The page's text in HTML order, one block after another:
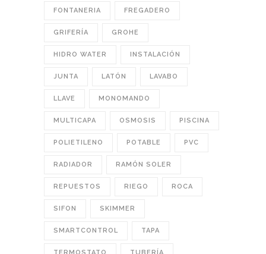
FONTANERIA FREGADERO
GRIFERÍA GROHE
HIDRO WATER INSTALACIÓN
JUNTA LATÓN LAVABO
LLAVE MONOMANDO
MULTICAPA OSMOSIS PISCINA
POLIETILENO POTABLE PVC
RADIADOR RAMÓN SOLER
REPUESTOS RIEGO ROCA
SIFON SKIMMER
SMARTCONTROL TAPA